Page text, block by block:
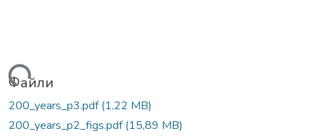
Файли
200_years_p3.pdf(1,22 MB)
200_years_p2_figs.pdf(15,89 MB)